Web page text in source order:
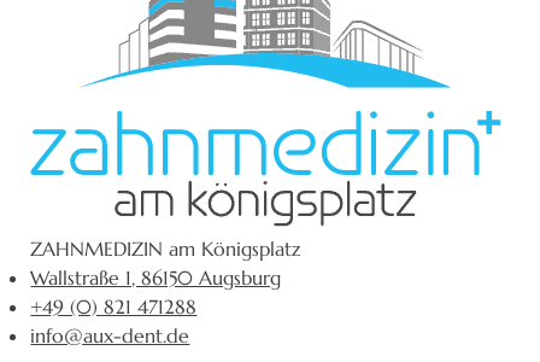
ZAHNMEDIZIN am Königsplatz
Wallstraße 1, 86150 Augsburg
+49 (0) 821 471288
info@aux-dent.de